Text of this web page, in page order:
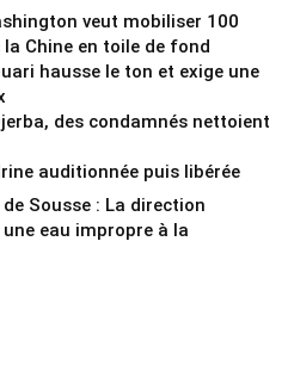
veut mobiliser 100
Chine en toile de fond
hausse le ton et exige une
des condamnés nettoient
auditionnée puis libérée
Sousse : La direction
eau impropre à la